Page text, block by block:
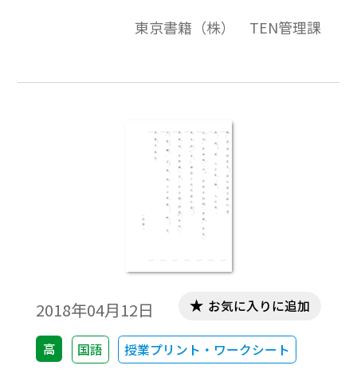
東京書籍（株） TEN管理課
2018年04月12日
高 国語 授業プリント・ワークシート
お気に入りに追加